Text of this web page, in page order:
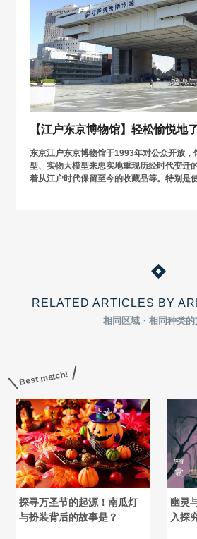
【江户东京博物馆】轻松愉悦地
东京江户东京博物馆于1993年对公众开放，
型、实物大模型来忠实地重现历经时代变迁
着从江户时代保留至今的收藏品等。特别是
RELATED ARTICLES BY
相同区域・相同种类的
Best match!
探寻万圣节的起源！南瓜灯
与扮装背后的故事是？
幽灵
入探